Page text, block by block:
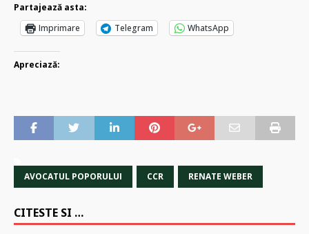
Partajează asta:
Imprimare
Telegram WhatsApp
Apreciază:
AVOCATUL POPORULUI CCR RENATE WEBER
CITESTE SI …